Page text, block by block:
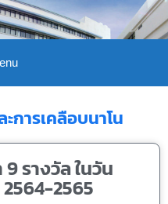
ารเคลือบนาโน
รางวัล ในวัน
2565